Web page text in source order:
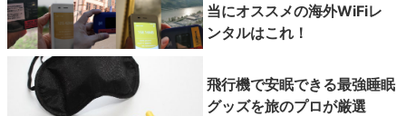
当にオススメの海外WiFiレ
ンタルはこれ！
飛行機で安眠できる最強睡眠
グッズを旅のプロが厳選